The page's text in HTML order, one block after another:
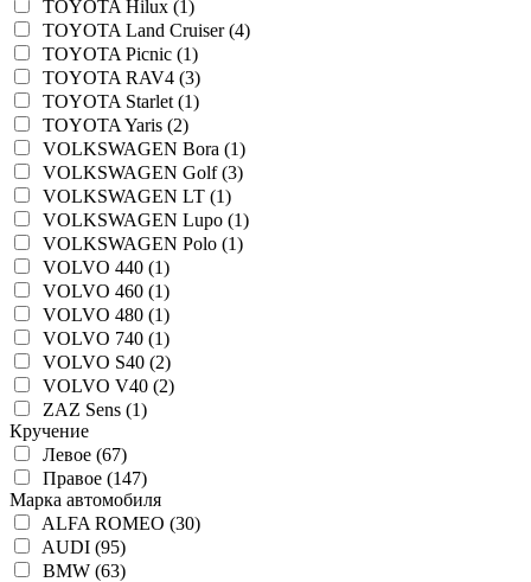
TOYOTA Hilux (1)
TOYOTA Land Cruiser (4)
TOYOTA Picnic (1)
TOYOTA RAV4 (3)
TOYOTA Starlet (1)
TOYOTA Yaris (2)
VOLKSWAGEN Bora (1)
VOLKSWAGEN Golf (3)
VOLKSWAGEN LT (1)
VOLKSWAGEN Lupo (1)
VOLKSWAGEN Polo (1)
VOLVO 440 (1)
VOLVO 460 (1)
VOLVO 480 (1)
VOLVO 740 (1)
VOLVO S40 (2)
VOLVO V40 (2)
ZAZ Sens (1)
Кручение
Левое (67)
Правое (147)
Марка автомобиля
ALFA ROMEO (30)
AUDI (95)
BMW (63)